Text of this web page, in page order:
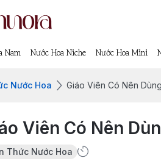
Nam Nước Hoa Niche Nước Hoa Mini
Nước Hoa Giáo Viên Có Nên
Viên Có Nên
Thức Nước Hoa